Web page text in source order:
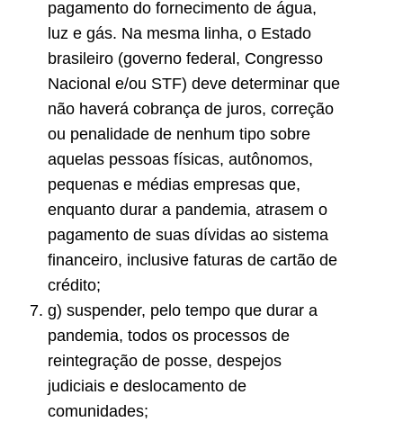
pagamento do fornecimento de água,
luz e gás. Na mesma linha, o Estado
brasileiro (governo federal, Congresso
Nacional e/ou STF) deve determinar que
não haverá cobrança de juros, correção
ou penalidade de nenhum tipo sobre
aquelas pessoas físicas, autônomos,
pequenas e médias empresas que,
enquanto durar a pandemia, atrasem o
pagamento de suas dívidas ao sistema
financeiro, inclusive faturas de cartão de
crédito;
g) suspender, pelo tempo que durar a
pandemia, todos os processos de
reintegração de posse, despejos
judiciais e deslocamento de
comunidades;